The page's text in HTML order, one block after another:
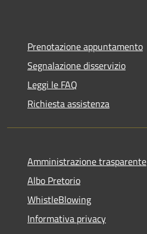
Prenotazione appuntamento
Segnalazione disservizio
Leggi le FAQ
Richiesta assistenza
Amministrazione trasparente
Albo Pretorio
WhistleBlowing
Informativa privacy